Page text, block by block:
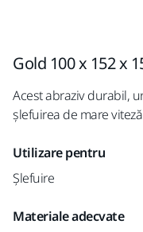
Gold 100 x 152 x
Acest abraziv durabil,
șlefuirea de mare
Utilizare pentru
Șlefuire
Materiale adecvate